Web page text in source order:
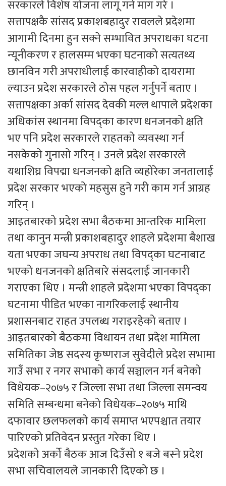
सरकारले विशेष योजना लागू गर्न माग गरे ।
सत्तापक्षकै सांसद प्रकाशबहादुर रावलले प्रदेशमा
आगामी दिनमा हुन सक्ने सम्भावित अपराधका घटना
न्यूनीकरण र हालसम्म भएका घटनाको सत्यतथ्य
छानविन गरी अपराधीलाई कारवाहीको दायरामा
ल्याउन प्रदेश सरकारले ठोस पहल गर्नुपर्ने बताए ।
सत्तापक्षका अर्का सांसद देवकी मल्ल थापाले प्रदेशका
अधिकांस स्थानमा विपद्का कारण धनजनको क्षति
भए पनि प्रदेश सरकारले राहतको व्यवस्था गर्न
नसकेको गुनासो गरिन् । उनले प्रदेश सरकारले
यथाशिघ्र विपद्मा धनजनको क्षति व्यहोरेका जनतालाई
प्रदेश सरकार भएको महसुस हुने गरी काम गर्न आग्रह
गरिन् ।
आइतबारको प्रदेश सभा बैठकमा आन्तरिक मामिला
तथा कानुन मन्त्री प्रकाशबहादुर शाहले प्रदेशमा बैशाख
यता भएका जघन्य अपराध तथा विपद्का घटनाबाट
भएको धनजनको क्षतिबारे संसदलाई जानकारी
गराएका थिए । मन्त्री शाहले प्रदेशमा भएका विपद्का
घटनामा पीडित भएका नागरिकलाई स्थानीय
प्रशासनबाट राहत उपलब्ध गराइरहेको बताए ।
आइतबारको बैठकमा विधायन तथा प्रदेश मामिला
समितिका जेष्ठ सदस्य कृष्णराज सुवेदीले प्रदेश सभामा
गाउँ सभा र नगर सभाको कार्य सञ्चालन गर्न बनेको
विधेयक–२०७५ र जिल्ला सभा तथा जिल्ला समन्वय
समिति सम्बन्धमा बनेको विधेयक–२०७५ माथि
दफावार छलफलको कार्य समाप्त भएपश्चात तयार
पारिएको प्रतिवेदन प्रस्तुत गरेका थिए ।
प्रदेशको अर्को बैठक आज दिउँसो १ बजे बस्ने प्रदेश
सभा सचिवालयले जानकारी दिएको छ ।